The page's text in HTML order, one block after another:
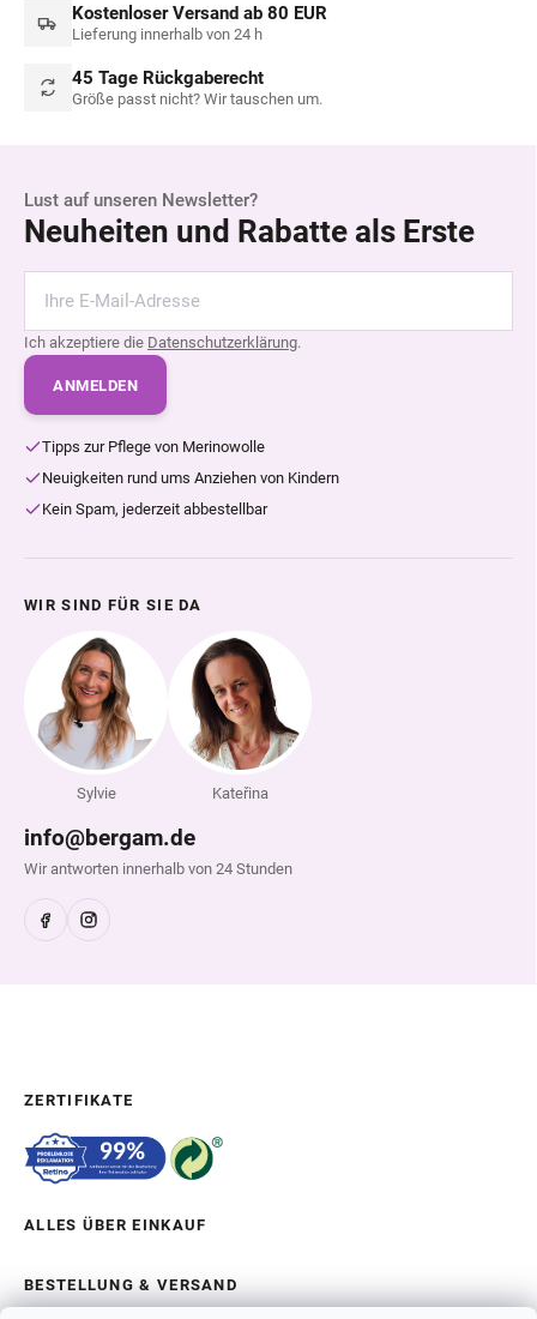
Kostenloser Versand ab 80 EUR
Lieferung innerhalb von 24 h
45 Tage Rückgaberecht
Größe passt nicht? Wir tauschen um.
Lust auf unseren Newsletter?
Neuheiten und Rabatte als Erste
Ich akzeptiere die Datenschutzerklärung.
ANMELDEN
Tipps zur Pflege von Merinowolle
Neuigkeiten rund ums Anziehen von Kindern
Kein Spam, jederzeit abbestellbar
WIR SIND FÜR SIE DA
Sylvie Kateřina
info@bergam.de
Wir antworten innerhalb von 24 Stunden
ZERTIFIKATE
ALLES ÜBER EINKAUF
BESTELLUNG & VERSAND